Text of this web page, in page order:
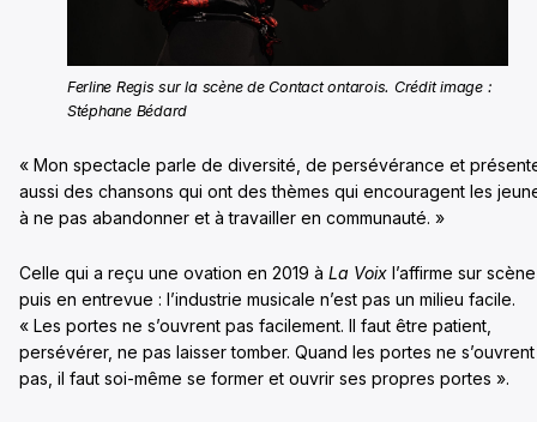
Ferline Regis sur la scène de Contact ontarois. Crédit image :
Stéphane Bédard
« Mon spectacle parle de diversité, de persévérance et
aussi des chansons qui ont des thèmes qui encouragent les
à ne pas abandonner et à travailler en communauté. »
Celle qui a reçu une ovation en 2019 à La Voix l’affirme sur scène
puis en entrevue : l’industrie musicale n’est pas un milieu facile.
« Les portes ne s’ouvrent pas facilement. Il faut être patient,
persévérer, ne pas laisser tomber. Quand les portes ne s’ouvrent
pas, il faut soi-même se former et ouvrir ses propres portes ».